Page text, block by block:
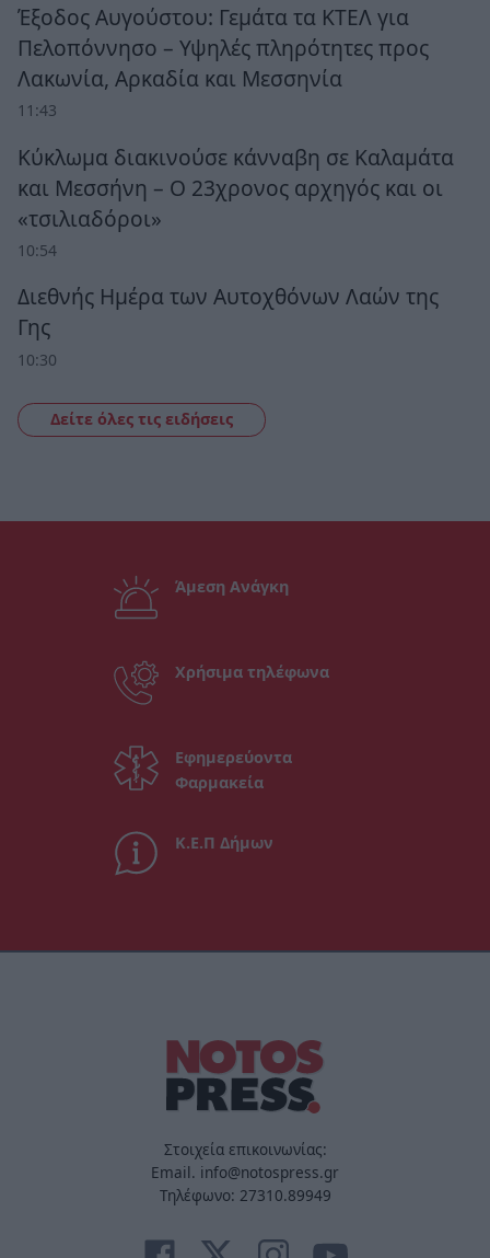
Έξοδος Αυγούστου: Γεμάτα τα ΚΤΕΛ για
Πελοπόννησο – Υψηλές πληρότητες προς
Λακωνία, Αρκαδία και Μεσσηνία
11:43
Κύκλωμα διακινούσε κάνναβη σε Καλαμάτα
και Μεσσήνη – Ο 23χρονος αρχηγός και οι
«τσιλιαδόροι»
10:54
Διεθνής Ημέρα των Αυτοχθόνων Λαών της
Γης
10:30
Δείτε όλες τις ειδήσεις
Άμεση Ανάγκη
Χρήσιμα τηλέφωνα
Εφημερεύοντα
Φαρμακεία
Κ.Ε.Π Δήμων
Στοιχεία επικοινωνίας:
Email. info@notospress.gr
Τηλέφωνο: 27310.89949